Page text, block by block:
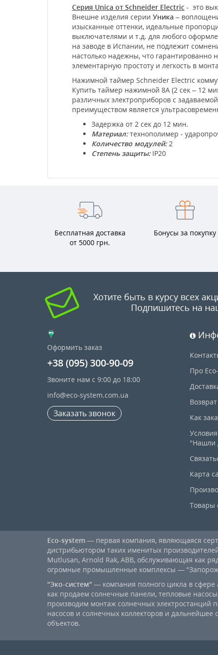
Серия Unica от Schneider Electric - это
Внешне изделия серии Уника –
изысканные оттенки, идеальные
выключателями и т.д. для любого
на заводе в Испании, не подлежит
настолько надежны, что гарантированно
элементарную простоту и легкость в
Нажимной таймер Schneider Electric
Купить таймер нажимной 8А (2 сек – 12
различных электроприборов с
преимуществом является
Задержка от 2 сек до 12 мин.
Материал:технополимер -
Количество модулей:2
Степень защиты:IP20
Бесплатная доставка
от 5000 грн.
Бонусы за покупку
Хотите быть в курсу всех
Подпишитесь на
Оформить заказ
+38 (095) 300-90-09
Звоните нам с 9:00 до 18:00
info@eco-system.com.ua
Заказать звонок
Про
Как
"Нашли
Карта
Товары
Eco-system — первая компания, являющаяся
дистрибьютором таких именитых
Mutlusan, Arnold Rak, ABB, обслуживающая как
огромные промышленные комплексы —
"Эко-систем" — компания полного цикла в сфере
как продаем солнечные панели, тепловые
производим монтаж солнечных электростанций
насосов и солнечных коллекторов и дальнейшее
объектов.